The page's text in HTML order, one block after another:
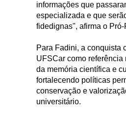
informações que
especializada e que
fidedignas", afirma o Pró-
Para Fadini, a conquista
UFSCar como referência
da memória científica e
fortalecendo políticas
conservação e
universitário.